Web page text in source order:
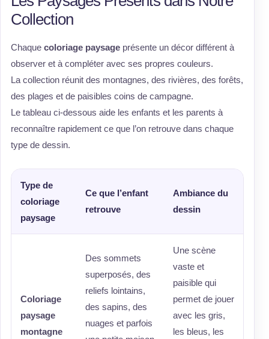
Collection
Chaque coloriage paysage présente un décor différent à
observer et à compléter avec ses propres couleurs.
La collection réunit des montagnes, des rivières, des forêts,
des plages et de paisibles coins de campagne.
Le tableau ci-dessous aide les enfants et les parents à
reconnaître rapidement ce que l’on retrouve dans chaque
type de dessin.
Type de
coloriage
paysage
Ce que l’enfant
retrouve
Ambiance du
dessin
Coloriage
paysage
montagne
Des sommets
superposés, des
reliefs lointains,
des sapins, des
nuages et parfois
Une scène
vaste et
paisible qui
permet de jouer
avec les gris,
les bleus, les